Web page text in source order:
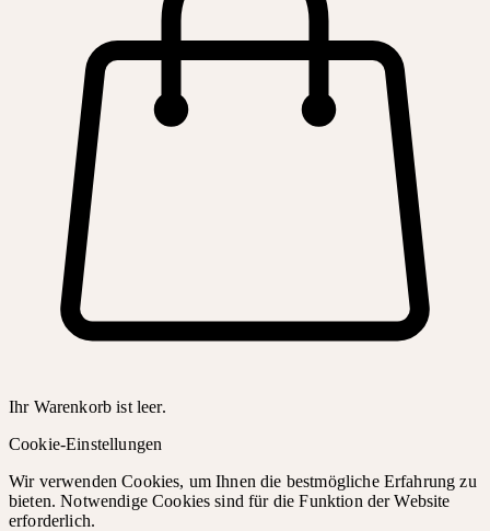
Ihr Warenkorb ist leer.
Cookie-Einstellungen
Wir verwenden Cookies, um Ihnen die bestmögliche Erfahrung zu
bieten. Notwendige Cookies sind für die Funktion der Website
erforderlich.